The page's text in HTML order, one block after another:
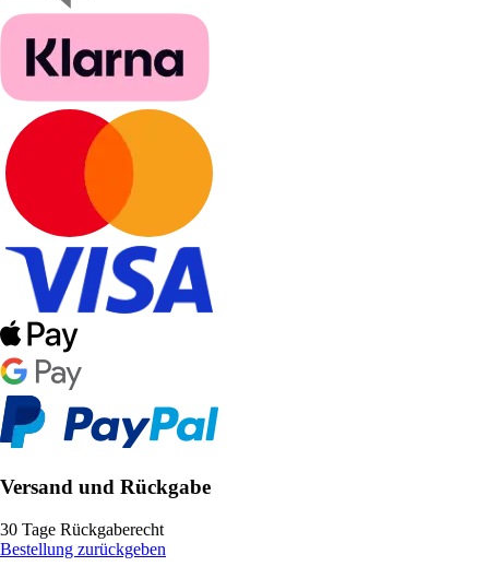
Versand und Rückgabe
30 Tage Rückgaberecht
Bestellung zurückgeben